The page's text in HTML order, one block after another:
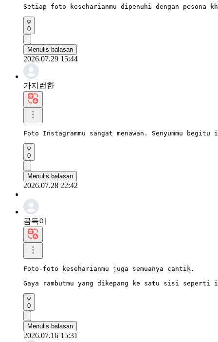
Setiap foto keseharianmu dipenuhi dengan pesona
0
Menulis balasan
2026.07.29 15:44
가지런한
Foto Instagrammu sangat menawan. Senyummu
0
Menulis balasan
2026.07.28 22:42
곰득이
Foto-foto keseharianmu juga semuanya cantik.
Gaya rambutmu yang dikepang ke satu sisi
0
Menulis balasan
2026.07.16 15:31